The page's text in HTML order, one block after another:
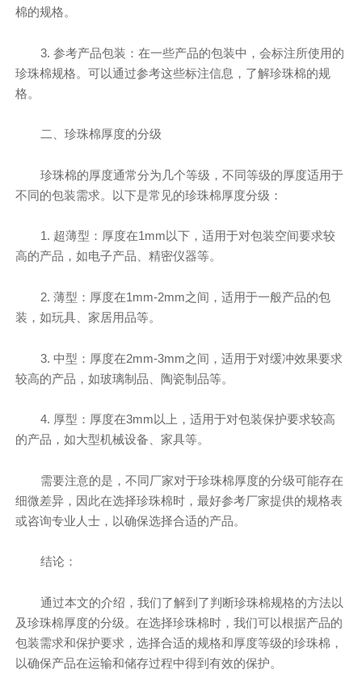
棉的规格。
3. 参考产品包装：在一些产品的包装中，会标注所使用的
珍珠棉规格。可以通过参考这些标注信息，了解珍珠棉的规
格。
二、珍珠棉厚度的分级
珍珠棉的厚度通常分为几个等级，不同等级的厚度适用于
不同的包装需求。以下是常见的珍珠棉厚度分级：
1. 超薄型：厚度在1mm以下，适用于对包装空间要求较
高的产品，如电子产品、精密仪器等。
2. 薄型：厚度在1mm-2mm之间，适用于一般产品的包
装，如玩具、家居用品等。
3. 中型：厚度在2mm-3mm之间，适用于对缓冲效果要求
较高的产品，如玻璃制品、陶瓷制品等。
4. 厚型：厚度在3mm以上，适用于对包装保护要求较高
的产品，如大型机械设备、家具等。
需要注意的是，不同厂家对于珍珠棉厚度的分级可能存在
细微差异，因此在选择珍珠棉时，最好参考厂家提供的规格表
或咨询专业人士，以确保选择合适的产品。
结论：
通过本文的介绍，我们了解到了判断珍珠棉规格的方法以
及珍珠棉厚度的分级。在选择珍珠棉时，我们可以根据产品的
包装需求和保护要求，选择合适的规格和厚度等级的珍珠棉，
以确保产品在运输和储存过程中得到有效的保护。